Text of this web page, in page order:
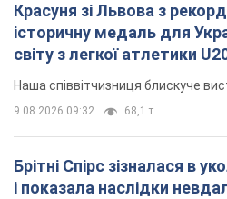
Красуня зі Львова з
історичну медаль для
світу з легкої атлетики
Наша співвітчизниця блискуче
9.08.2026 09:32 68,1 т.
Брітні Спірс зізналася в
і показала наслідки